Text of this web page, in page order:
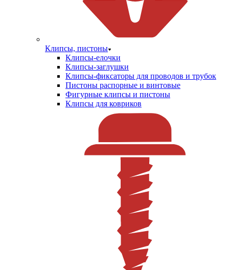
Клипсы, пистоны
Клипсы-елочки
Клипсы-заглушки
Клипсы-фиксаторы для проводов и трубок
Пистоны распорные и винтовые
Фигурные клипсы и пистоны
Клипсы для ковриков